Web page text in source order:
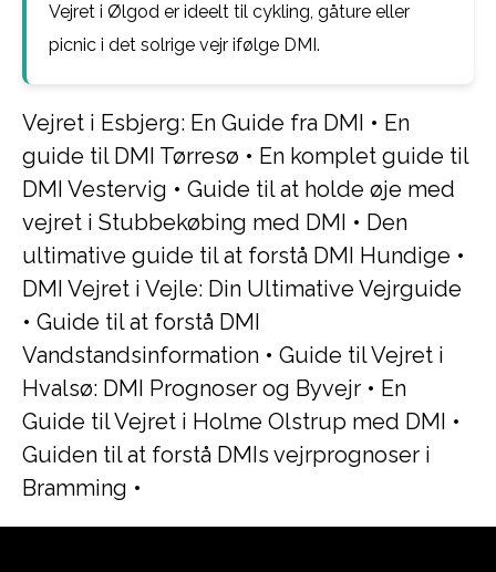
Vejret i Ølgod er ideelt til cykling, gåture eller
picnic i det solrige vejr ifølge DMI.
Vejret i Esbjerg: En Guide fra DMI • En
guide til DMI Tørresø • En komplet guide til
DMI Vestervig • Guide til at holde øje med
vejret i Stubbekøbing med DMI • Den
ultimative guide til at forstå DMI Hundige •
DMI Vejret i Vejle: Din Ultimative Vejrguide
• Guide til at forstå DMI
Vandstandsinformation • Guide til Vejret i
Hvalsø: DMI Prognoser og Byvejr • En
Guide til Vejret i Holme Olstrup med DMI •
Guiden til at forstå DMIs vejrprognoser i
Bramming •